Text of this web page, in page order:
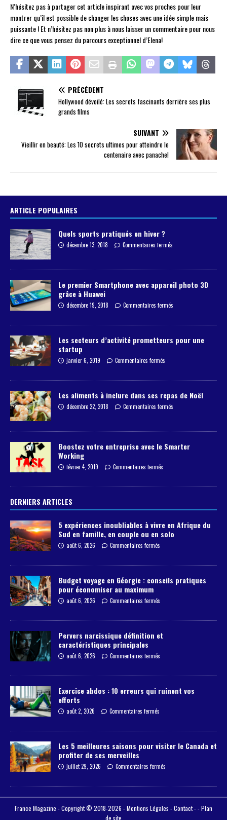
N’hésitez pas à partager cet article inspirant avec vos proches pour leur
montrer qu’il est possible de changer les choses avec une idée simple mais
puissante ! Et n’hésitez pas non plus à nous laisser un commentaire pour nous
dire ce que vous pensez du parcours exceptionnel d’Elena!
PRÉCÉDENT
Hollywood dévoilé: Les secrets fascinants derrière ses plus
grands films
SUIVANT
Vieillir en beauté: Les 10 secrets ultimes pour atteindre le
centenaire avec panache!
ARTICLE POPULAIRES
Quels sports pratiqués en hiver ?
décembre 13, 2018 Commentaires fermés
Le premier Smartphone avec appareil photo 3D
grâce à Huawei
décembre 19, 2018 Commentaires fermés
Les secteurs d’activité prometteurs pour une
startup
janvier 6, 2019 Commentaires fermés
Les aliments à inclure dans ses repas de Noël
décembre 22, 2018 Commentaires fermés
Boostez votre entreprise avec le Smarter
Working
février 4, 2019 Commentaires fermés
DERNIERS ARTICLES
5 expériences inoubliables à vivre en Afrique du
Sud en famille, en couple ou en solo
août 6, 2026 Commentaires fermés
Budget voyage en Géorgie : conseils pratiques
pour économiser au maximum
août 6, 2026 Commentaires fermés
Pervers narcissique définition et
caractéristiques principales
août 6, 2026 Commentaires fermés
Exercice abdos : 10 erreurs qui ruinent vos
efforts
août 2, 2026 Commentaires fermés
Les 5 meilleures saisons pour visiter le Canada et
profiter de ses merveilles
juillet 29, 2026 Commentaires fermés
France Magazine - Copyright © 2018-2026 -Mentions Légales -Contact- -Plan
de site